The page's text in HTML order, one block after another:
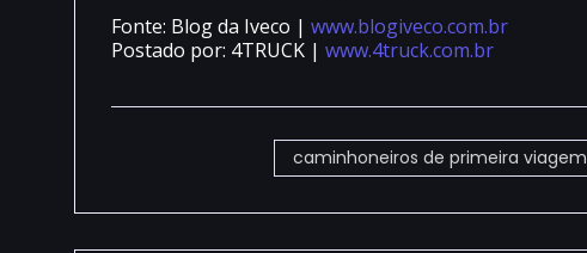
Fonte: Blog da Iveco | www.blogiveco.com.br
Postado por: 4TRUCK | www.4truck.com.br
caminhoneiros de primeira viagem